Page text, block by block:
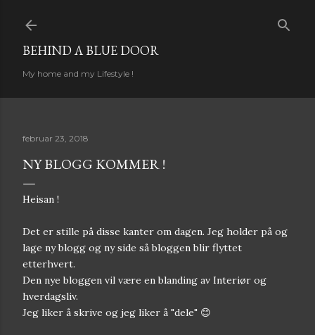
BEHIND A BLUE DOOR
My home and my Lifestyle !
februar 23, 2018
NY BLOGG KOMMER !
Heisan !
Det er stille på disse kanter om dagen. Jeg holder på og
lage ny blogg og ny side så bloggen blir flyttet
etterhvert.
Den nye bloggen vil være en blanding av Interiør og
hverdagsliv.
Jeg liker å skrive og jeg liker å "dele" 😊